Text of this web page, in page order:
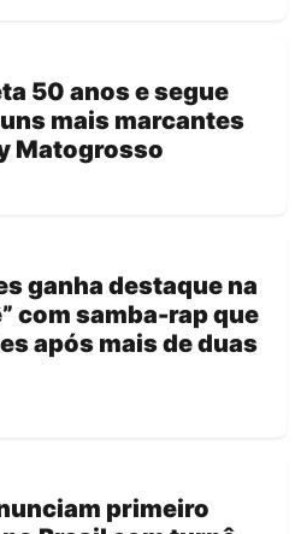
50 anos e segue
mais marcantes
Matogrosso
ganha destaque na
com samba-rap que
após mais de duas
primeiro